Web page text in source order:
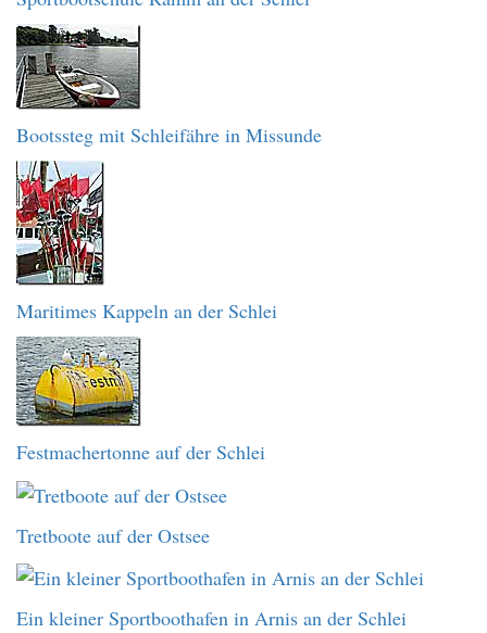
Bootssteg mit Schleifähre in Missunde
Maritimes Kappeln an der Schlei
Festmachertonne auf der Schlei
Tretboote auf der Ostsee
Ein kleiner Sportboothafen in Arnis an der Schlei